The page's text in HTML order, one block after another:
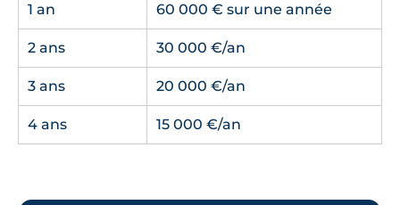
1 an 60 000 € sur une année
2 ans 30 000 €/an
3 ans 20 000 €/an
4 ans 15 000 €/an